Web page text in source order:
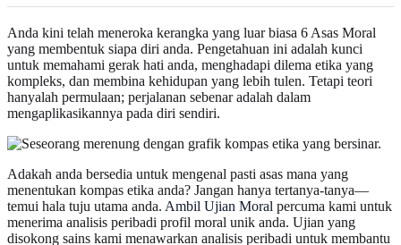
Anda kini telah meneroka kerangka yang luar biasa 6 Asas Moral
yang membentuk siapa diri anda. Pengetahuan ini adalah kunci
untuk memahami gerak hati anda, menghadapi dilema etika yang
kompleks, dan membina kehidupan yang lebih tulen. Tetapi teori
hanyalah permulaan; perjalanan sebenar adalah dalam
mengaplikasikannya pada diri sendiri.
Adakah anda bersedia untuk mengenal pasti asas mana yang
menentukan kompas etika anda? Jangan hanya tertanya-tanya—
temui hala tuju utama anda. Ambil Ujian Moral percuma kami untuk
menerima analisis peribadi profil moral unik anda. Ujian yang
disokong sains kami menawarkan analisis peribadi untuk membantu